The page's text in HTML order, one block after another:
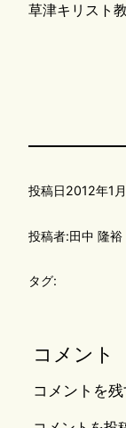
草津キリスト
投稿日2012年1
投稿者:田中 隆裕
タグ:
コメント
コメントを残